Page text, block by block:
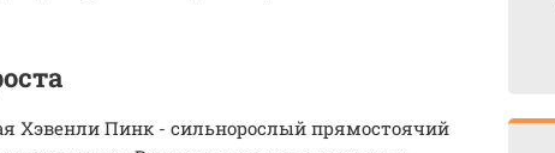
Хэвенли Пинк - сильнорослый прямостоячий